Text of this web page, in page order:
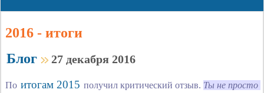
2016 - итоги
Блог
27 декабря 2016
По итогам 2015 получил критический отзыв. Ты не просто